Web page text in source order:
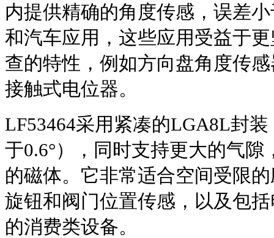
内提供精确的角度传感，误差
和汽车应用，这些应用受益于
查的特性，例如方向盘角度传
接触式电位器。
LF53464采用紧凑的LGA8L封
于0.6°），同时支持更大的气
的磁体。它非常适合空间受限
旋钮和阀门位置传感，以及包
的消费类设备。